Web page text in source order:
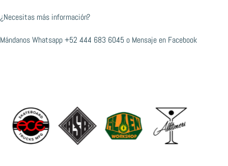
¿Necesitas más información?
Mándanos Whatsapp+52 444 683 6045 o Mensaje en Facebook